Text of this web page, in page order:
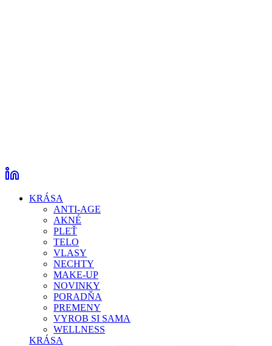
KRÁSA
ANTI-AGE
AKNÉ
PLEŤ
TELO
VLASY
NECHTY
MAKE-UP
NOVINKY
PORADŇA
PREMENY
VYROB SI SAMA
WELLNESS
KRÁSA